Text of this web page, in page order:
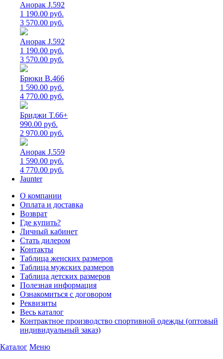
Анорак J.592
1 190.00 руб.
3 570.00 руб.
Анорак J.592
1 190.00 руб.
3 570.00 руб.
Брюки B.466
1 590.00 руб.
4 770.00 руб.
Бриджи T.66+
990.00 руб.
2 970.00 руб.
Анорак J.559
1 590.00 руб.
4 770.00 руб.
Jaunter
О компании
Оплата и доставка
Возврат
Где купить?
Личный кабинет
Стать дилером
Контакты
Таблица женских размеров
Таблица мужских размеров
Таблица детских размеров
Полезная информация
Ознакомиться с договором
Реквизиты
Весь каталог
Контрактное производство спортивной одежды (оптовый
индивидуальный заказ)
Каталог Меню